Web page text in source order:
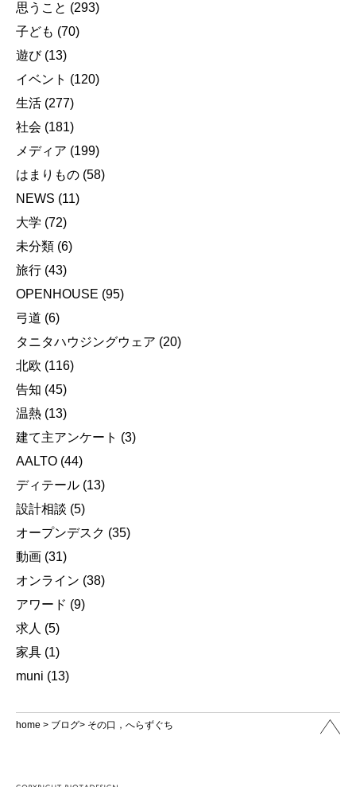
思うこと (293)
子ども (70)
遊び(13)
イベント (120)
生活 (277)
社会 (181)
メディア (199)
はまりもの (58)
NEWS (11)
大学 (72)
未分類 (6)
旅行 (43)
OPENHOUSE (95)
弓道 (6)
タニタハウジングウェア (20)
北欧 (116)
告知 (45)
温熱 (13)
建て主アンケート (3)
AALTO (44)
ディテール (13)
設計相談 (5)
オープンデスク (35)
動画 (31)
オンライン (38)
アワード (9)
求人 (5)
家具 (1)
muni (13)
home > ブログ> その口，へらずぐち